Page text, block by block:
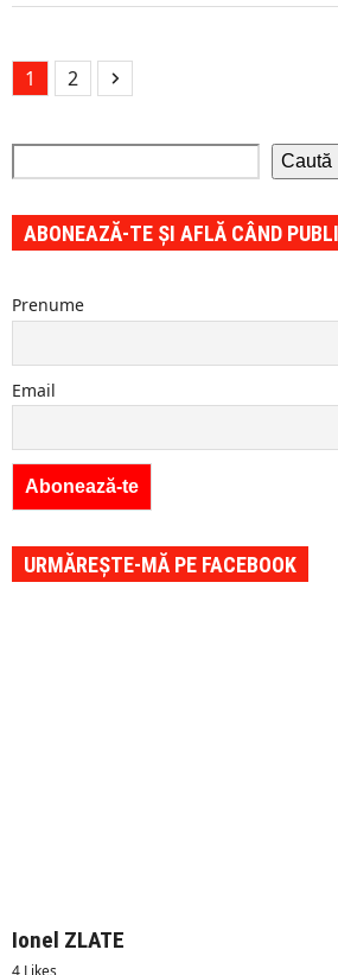
Page
1 Page
2 Next
Caută
ABONEAZĂ-TE ȘI AFLĂ CÂND
Prenume
Email
URMĂREȘTE-MĂ PE FACEBOOK
Ionel ZLATE